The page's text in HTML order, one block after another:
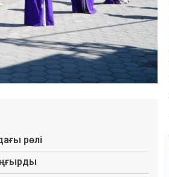
рөлі